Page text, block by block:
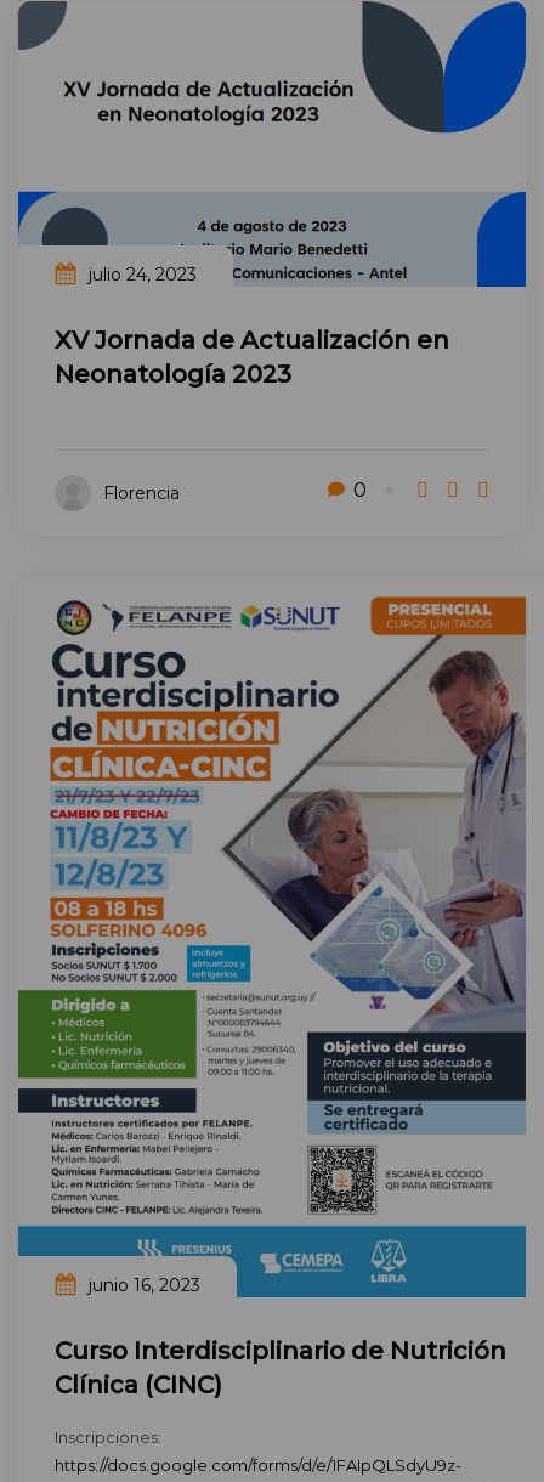
julio 24, 2023
XV Jornada de Actualización en
Neonatología 2023
Florencia 0
junio 16, 2023
Curso Interdisciplinario de Nutrición
Clínica (CINC)
Inscripciones:
https://docs.google.com/forms/d/e/1FAIpQLSdyU9z-